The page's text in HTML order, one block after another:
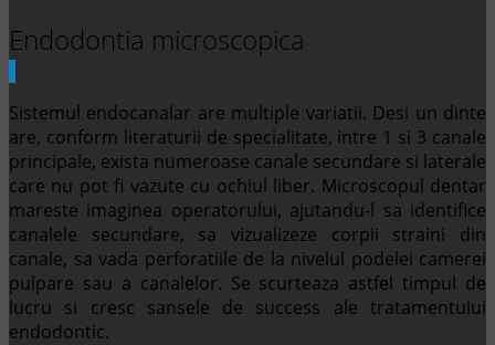
Endodontia microscopica
Sistemul endocanalar are multiple variatii. Desi un dinte
are, conform literaturii de specialitate, intre 1 si 3 canale
principale, exista numeroase canale secundare si laterale
care nu pot fi vazute cu ochiul liber. Microscopul dentar
mareste imaginea operatorului, ajutandu-l sa identifice
canalele secundare, sa vizualizeze corpii straini din
canale, sa vada perforatiile de la nivelul podelei camerei
pulpare sau a canalelor. Se scurteaza astfel timpul de
lucru si cresc sansele de success ale tratamentului
endodontic.